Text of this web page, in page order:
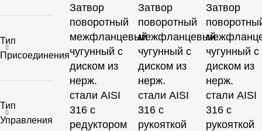
Тип
Присоединения
Тип
Управления
Затвор
поворотный
межфланцевый
чугунный с
диском из
нерж.
стали AISI
316 с
редуктором
Затвор
поворотный
межфланцевый
чугунный с
диском из
нерж.
стали AISI
316 с
рукояткой
Затвор
чугунный с
диском из
нерж.
стали AISI
316 с
рукояткой